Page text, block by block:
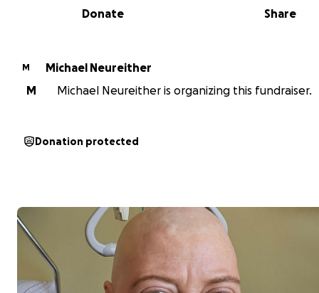
0% complete
Share
Donate
M
Michael Neureither
M
Michael Neureither is organizing this fundraiser.
Donation protected